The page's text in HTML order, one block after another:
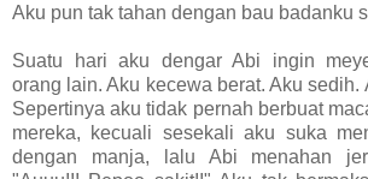
Aku pun tak tahan dengan bau badanku
Suatu hari aku dengar Abi ingin
orang lain. Aku kecewa berat. Aku sedih.
Sepertinya aku tidak pernah berbuat
mereka, kecuali sesekali aku suka
dengan manja, lalu Abi menahan